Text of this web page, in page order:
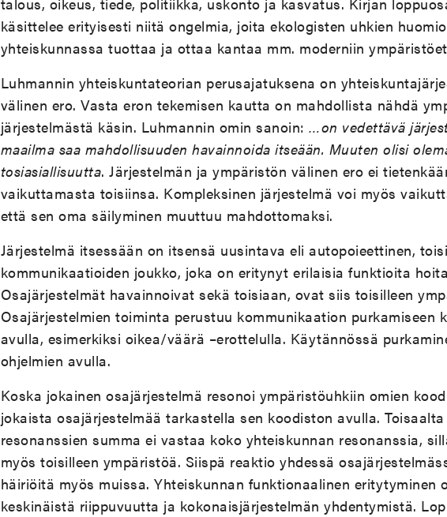
käsittelee erityisesti niitä ongelmia, joita ekologisten uhkien
yhteiskunnassa tuottaa ja ottaa kantaa mm. moderniin
Luhmannin yhteiskuntateorian perusajatuksena on
välinen ero. Vasta eron tekemisen kautta on mahdollista nähdä
järjestelmästä käsin. Luhmannin omin sanoin: …on vedettävä
maailma saa mahdollisuuden havainnoida itseään. Muuten olisi
tosiasiallisuutta. Järjestelmän ja ympäristön välinen ero ei
vaikuttamasta toisiinsa. Kompleksinen järjestelmä voi myös
että sen oma säilyminen muuttuu mahdottomaksi.
Järjestelmä itsessään on itsensä uusintava eli autopoieettinen,
kommunikaatioiden joukko, joka on eritynyt erilaisia funktioita
Osajärjestelmät havainnoivat sekä toisiaan, ovat siis toisilleen
Osajärjestelmien toiminta perustuu kommunikaation purkamiseen
avulla, esimerkiksi oikea/väärä –erottelulla. Käytännössä
ohjelmien avulla.
Koska jokainen osajärjestelmä resonoi ympäristöuhkiin omien
jokaista osajärjestelmää tarkastella sen koodiston avulla.
resonanssien summa ei vastaa koko yhteiskunnan resonanssia,
myös toisilleen ympäristöä. Siispä reaktio yhdessä
häiriöitä myös muissa. Yhteiskunnan funktionaalinen eritytyminen
keskinäistä riippuvuutta ja kokonaisjärjestelmän yhdentymistä.